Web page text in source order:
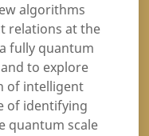
algorithms
relations at the
fully quantum
to explore
of intelligent
of identifying
quantum scale